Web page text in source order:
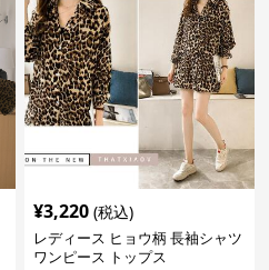
¥3,220 (税込)
レディース ヒョウ柄 長袖シャツ
ワンピース トップス